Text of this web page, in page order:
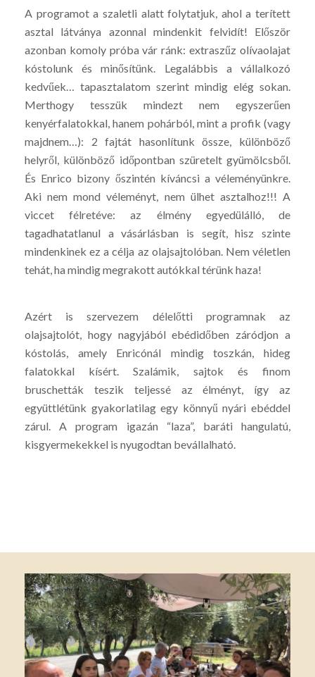
A programot a szaletli alatt folytatjuk, ahol a terített
asztal látványa azonnal mindenkit felvidít! Először
azonban komoly próba vár ránk: extraszűz olívaolajat
kóstolunk és minősítünk. Legalábbis a vállalkozó
kedvűek… tapasztalatom szerint mindig elég sokan.
Merthogy tesszük mindezt nem egyszerűen
kenyérfalatokkal, hanem pohárból, mint a profik (vagy
majdnem…): 2 fajtát hasonlítunk össze, különböző
helyről, különböző időpontban szüretelt gyümölcsből.
És Enrico bizony őszintén kíváncsi a véleményünkre.
Aki nem mond véleményt, nem ülhet asztalhoz!!! A
viccet félretéve: az élmény egyedülálló, de
tagadhatatlanul a vásárlásban is segít, hisz szinte
mindenkinek ez a célja az olajsajtolóban. Nem véletlen
tehát, ha mindig megrakott autókkal térünk haza!
Azért is szervezem délelőtti programnak az
olajsajtolót, hogy nagyjából ebédidőben záródjon a
kóstolás, amely Enricónál mindig toszkán, hideg
falatokkal kísért. Szalámik, sajtok és finom
bruschetták teszik teljessé az élményt, így az
együttlétünk gyakorlatilag egy könnyű nyári ebéddel
zárul. A program igazán “laza”, baráti hangulatú,
kisgyermekekkel is nyugodtan bevállalható.